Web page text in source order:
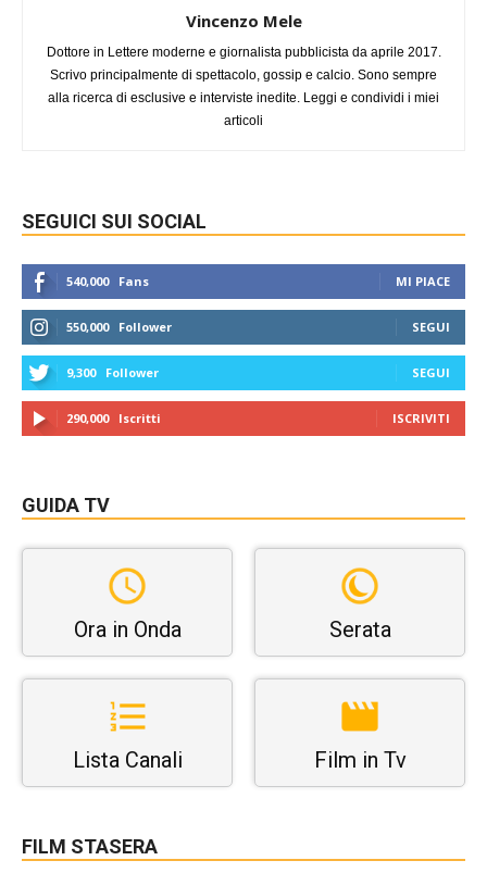
Vincenzo Mele
Dottore in Lettere moderne e giornalista pubblicista da aprile 2017.
Scrivo principalmente di spettacolo, gossip e calcio. Sono sempre
alla ricerca di esclusive e interviste inedite. Leggi e condividi i miei
articoli
SEGUICI SUI SOCIAL
540,000 Fans MI PIACE
550,000 Follower SEGUI
9,300 Follower SEGUI
290,000 Iscritti ISCRIVITI
GUIDA TV
Ora in Onda Serata
Lista Canali Film in Tv
FILM STASERA